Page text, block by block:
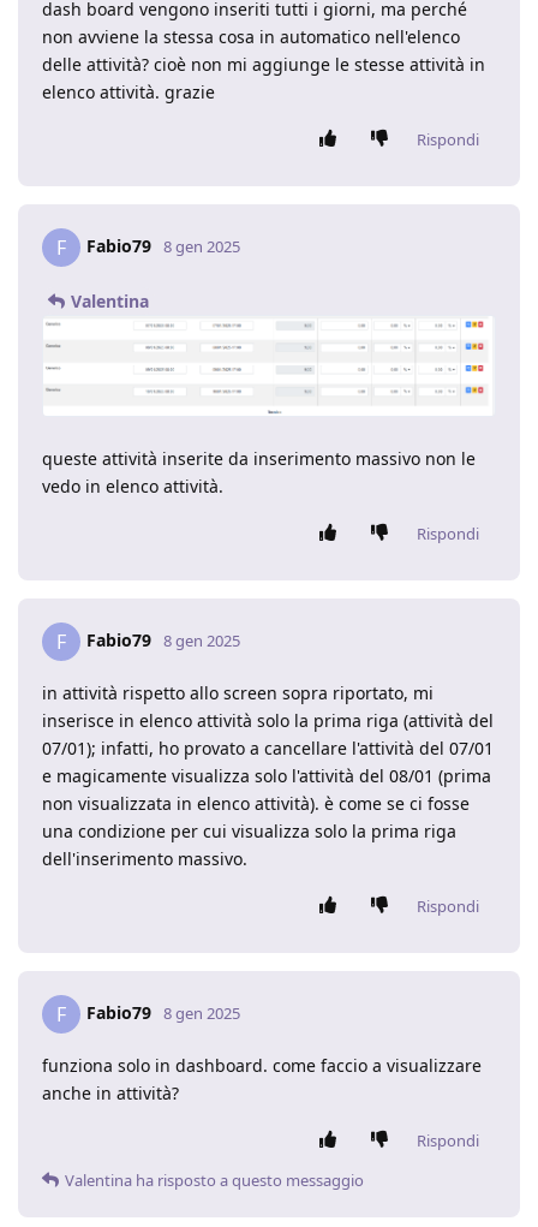
dash board vengono inseriti tutti i giorni, ma perché
non avviene la stessa cosa in automatico nell'elenco
delle attività? cioè non mi aggiunge le stesse attività in
elenco attività. grazie
Rispondi
F Fabio79 8 gen 2025
Valentina
queste attività inserite da inserimento massivo non le
vedo in elenco attività.
Rispondi
F Fabio79 8 gen 2025
in attività rispetto allo screen sopra riportato, mi
inserisce in elenco attività solo la prima riga (attività del
07/01); infatti, ho provato a cancellare l'attività del 07/01
e magicamente visualizza solo l'attività del 08/01 (prima
non visualizzata in elenco attività). è come se ci fosse
una condizione per cui visualizza solo la prima riga
dell'inserimento massivo.
Rispondi
F Fabio79 8 gen 2025
funziona solo in dashboard. come faccio a visualizzare
anche in attività?
Rispondi
Valentina ha risposto a questo messaggio